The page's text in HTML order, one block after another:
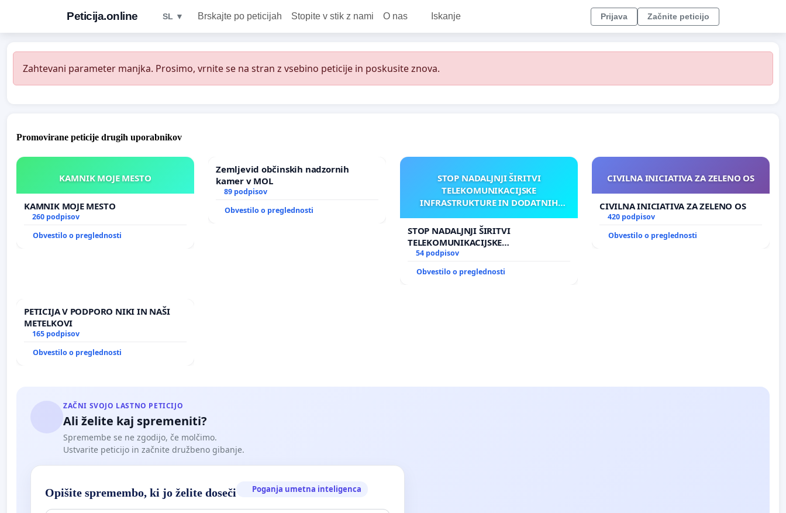
Peticija.online SL ▼ Brskajte po peticijah Stopite v stik z nami O nas Iskanje Prijava Začnite peticijo
Zahtevani parameter manjka. Prosimo, vrnite se na stran z vsebino peticije in poskusite znova.
Promovirane peticije drugih uporabnikov
KAMNIK MOJE MESTO
KAMNIK MOJE MESTO
260 podpisov
Obvestilo o preglednosti
Zemljevid občinskih nadzornih
kamer v MOL
89 podpisov
Obvestilo o preglednosti
STOP NADALJNJI ŠIRITVI
TELEKOMUNIKACIJSKE
INFRASTRUKTURE IN DODATNIH
STOP NADALJNJI ŠIRITVI
TELEKOMUNIKACIJSKE
INFRASTRUKTURE IN DODATNIH
ANTEN V GRADIŠČAKU
54 podpisov
Obvestilo o preglednosti
CIVILNA INICIATIVA ZA ZELENO OS
CIVILNA INICIATIVA ZA ZELENO OS
420 podpisov
Obvestilo o preglednosti
PETICIJA V PODPORO NIKI IN NAŠI
METELKOVI
165 podpisov
Obvestilo o preglednosti
ZAČNI SVOJO LASTNO PETICIJO
Ali želite kaj spremeniti?
Spremembe se ne zgodijo, če molčimo.
Ustvarite peticijo in začnite družbeno gibanje.
Opišite spremembo, ki jo želite doseči Poganja umetna inteligenca